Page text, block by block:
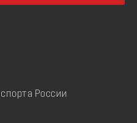
России